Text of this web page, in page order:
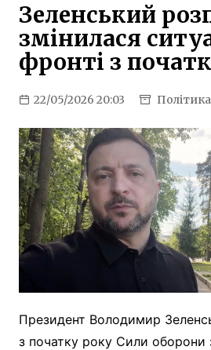
Зеленський
змінилася
фронті з
22/05/2026 20:03 Політика
Президент Володимир
з початку року Сили оборони